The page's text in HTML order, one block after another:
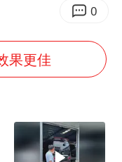
陕西柞水泥石流已致2死 仍有1人失联
店主称换“青海拉面”招牌后生意更好
南太行失联12天
上半年国内居民出游人次34.63亿
0
果更佳